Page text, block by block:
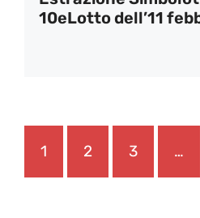
10eLotto dell’11
1 2 3 …